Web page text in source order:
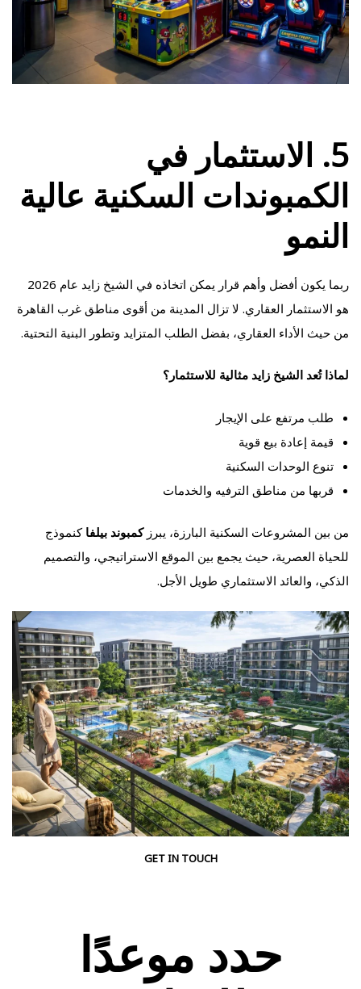
5. الاستثمار في
الكمبوندات السكنية عالية
النمو
ربما يكون أفضل وأهم قرار يمكن اتخاذه في الشيخ زايد عام 2026
هو الاستثمار العقاري. لا تزال المدينة من أقوى مناطق غرب القاهرة
من حيث الأداء العقاري، بفضل الطلب المتزايد وتطور البنية التحتية.
لماذا تُعد الشيخ زايد مثالية للاستثمار؟
طلب مرتفع على الإيجار
قيمة إعادة بيع قوية
تنوع الوحدات السكنية
قربها من مناطق الترفيه والخدمات
من بين المشروعات السكنية البارزة، يبرزكمبوند بيلفا كنموذج
للحياة العصرية، حيث يجمع بين الموقع الاستراتيجي، والتصميم
الذكي، والعائد الاستثماري طويل الأجل.
GET IN TOUCH
حدد موعدًا